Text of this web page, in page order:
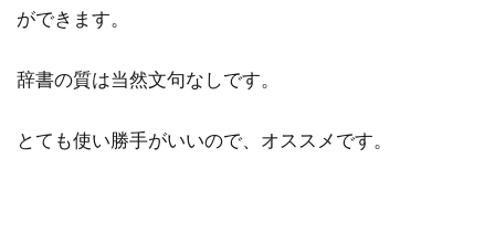
ができます。
辞書の質は当然文句なしです。
とても使い勝手がいいので、オススメです。